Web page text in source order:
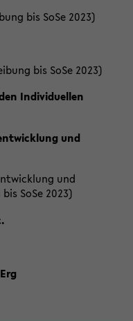
bis SoSe 2023)
bis SoSe 2023)
Individuellen
und
und
SoSe 2023)